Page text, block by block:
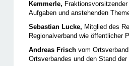
Kemmerle,
Aufgaben und anstehenden
Sebastian Lucke, Mitglied des
Regionalverband wie öffentlicher
Andreas Frisch vom
Ortsverbandes und den Stand